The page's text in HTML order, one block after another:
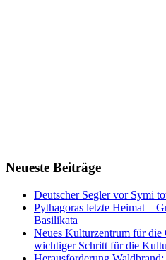
Neueste Beiträge
Deutscher Segler vor Symi
Pythagoras letzte Heimat –
Basilikata
Neues Kulturzentrum für
wichtiger Schritt für die